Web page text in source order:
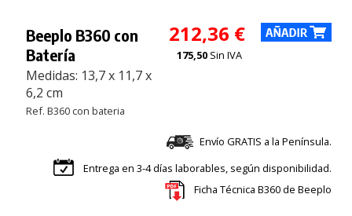
Beeplo B360 con
Batería
Medidas: 13,7 x 11,7 x
6,2 cm
Ref. B360 con bateria
212,36 €
175,50 Sin IVA
Envío GRATIS a la Península.
Entrega en 3-4 días laborables, según disponibilidad.
Ficha Técnica B360 de Beeplo